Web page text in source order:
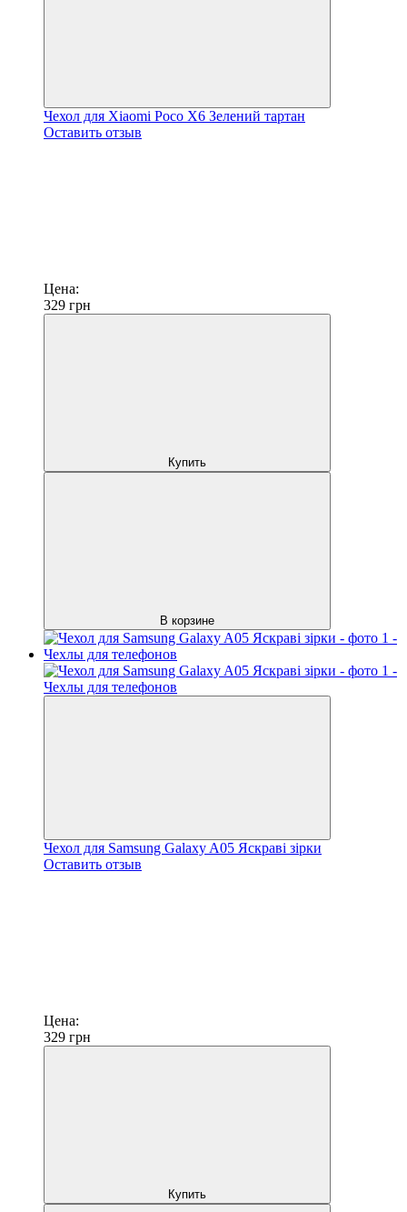
Чехол для Xiaomi Poco X6 Зелений тартан
Оставить отзыв
Цена:
329 грн
Купить
В корзине
Чехол для Samsung Galaxy A05 Яскраві зірки
Оставить отзыв
Цена:
329 грн
Купить